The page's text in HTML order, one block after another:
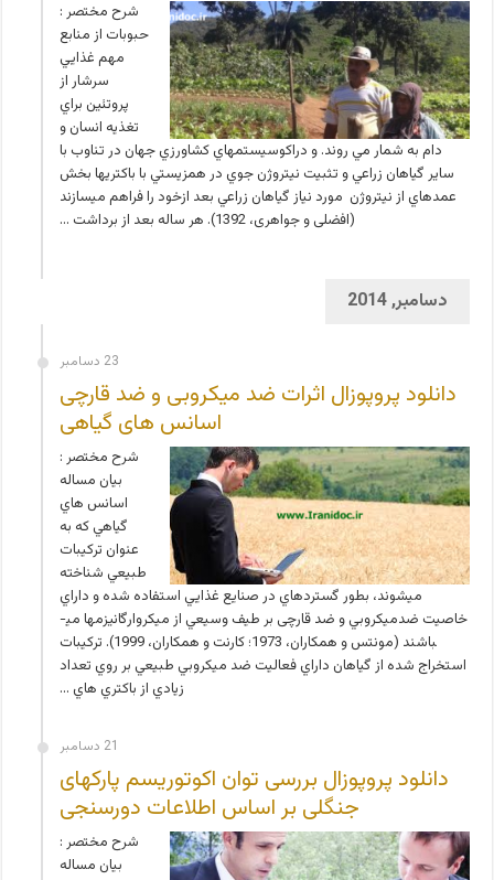
شرح مختصر :
حبوبات از منابع
مهم غذايي
سرشار از
پروتئين براي
تغذيه انسان و
دام به شمار مي روند. و دراکوسيستم­هاي کشاورزي جهان در تناوب با
ساير گياهان زراعي و تثبيت نيتروژن جوي در همزيستي با باکتري­ها بخش
عمده­اي از نيتروژن مورد نياز گياهان زراعي بعد ازخود را فراهم مي­سازند
(افضلی و جواهری، 1392). هر ساله بعد از برداشت …
دسامبر, 2014
23 دسامبر
دانلود پروپوزال اثرات ضد میکروبی و ضد قارچی
اسانس های گیاهی
شرح مختصر :
بیان مساله
اسانس­ هاي
گياهي كه به
عنوان تركيبات
طبيعي شناخته
مي­شوند، بطور گسترده­اي در صنايع غذايي استفاده شده و داراي
خاصيت ضدميكروبي و ضد قارچی بر طيف وسيعي از ميكروارگانيزم­ها مي­
باشند (مونتس و همکاران، 1973؛ کارنت و همکاران، 1999). تركيبات
استخراج شده از گياهان داراي فعاليت ضد ميكروبي طبيعي بر روي تعداد
زيادي از باكتري هاي …
21 دسامبر
دانلود پروپوزال بررسی توان اکوتوریسم پارکهای
جنگلی بر اساس اطلاعات دورسنجی
شرح مختصر :
بیان مساله